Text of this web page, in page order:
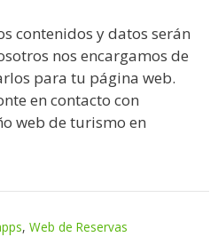
contenidos y datos serán
nos encargamos de
para tu página web.
en contacto con
web de turismo en
, Web de Reservas